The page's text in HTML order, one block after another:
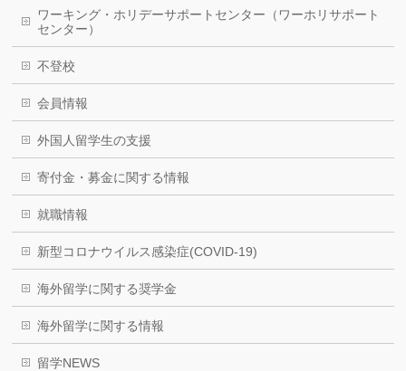
ワーキング・ホリデーサポートセンター（ワーホリサポート
センター）
不登校
会員情報
外国人留学生の支援
寄付金・募金に関する情報
就職情報
新型コロナウイルス感染症(COVID-19)
海外留学に関する奨学金
海外留学に関する情報
留学NEWS